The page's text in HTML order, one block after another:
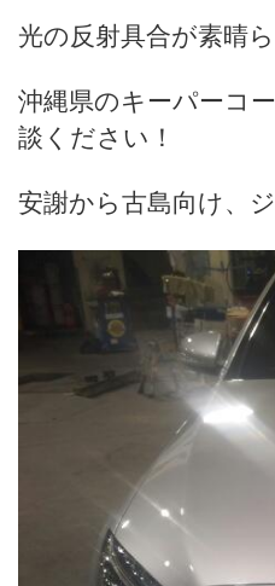
光の反射具合が素晴
沖縄県のキーパーコ
談ください！
安謝から古島向け、